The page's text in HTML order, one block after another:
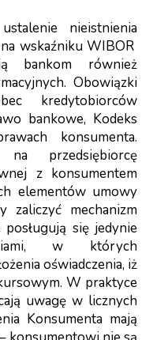
nieistnienia
wskaźniku WIBOR
bankom również
Obowiązki
kredytobiorców
bankowe, Kodeks
konsumenta.
przedsiębiorcę
z konsumentem
elementów umowy
zaliczyć mechanizm
się jedynie
w których
oświadczenia, iż
W praktyce
uwagę w licznych
Konsumenta mają